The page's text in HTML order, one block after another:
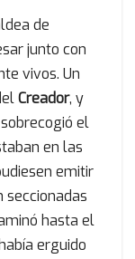
de
junto con
vivos. Un
Creador, y
el
en las
emitir
seccionadas
hasta el
erguido